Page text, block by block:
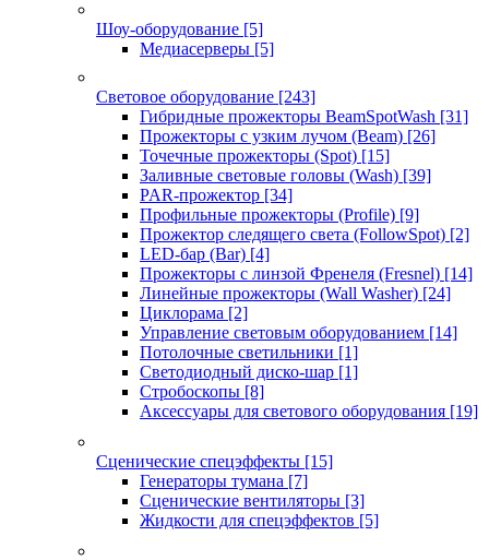
Шоу-оборудование [5]
Медиасерверы [5]
Световое оборудование [243]
Гибридные прожекторы BeamSpotWash [31]
Прожекторы с узким лучом (Beam) [26]
Точечные прожекторы (Spot) [15]
Заливные световые головы (Wash) [39]
PAR-прожектор [34]
Профильные прожекторы (Profile) [9]
Прожектор следящего света (FollowSpot) [2]
LED-бар (Bar) [4]
Прожекторы с линзой Френеля (Fresnel) [14]
Линейные прожекторы (Wall Washer) [24]
Циклорама [2]
Управление световым оборудованием [14]
Потолочные светильники [1]
Светодиодный диско-шар [1]
Стробоскопы [8]
Аксессуары для светового оборудования [19]
Сценические спецэффекты [15]
Генераторы тумана [7]
Сценические вентиляторы [3]
Жидкости для спецэффектов [5]